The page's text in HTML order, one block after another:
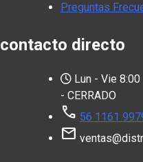
Preguntas
contacto directo
Lun - Vie
- CERRADO
call 56 1161
mail